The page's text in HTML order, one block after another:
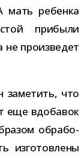
мать ребенка
при­были
не про­из­ве­дет
что
еще вдо­ба­вок
обра­бо­
изго­тов­лены